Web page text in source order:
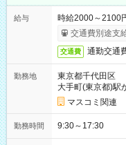
給与
時給2000～2100
交通費別途支
交通費 通勤交通
勤務地
東京都千代田区
大手町(東京都)駅
マスコミ関連
勤務時間 9:30～17:30